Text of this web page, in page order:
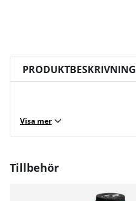
PRODUKTBESKRIVNING
Visa mer
Tillbehör